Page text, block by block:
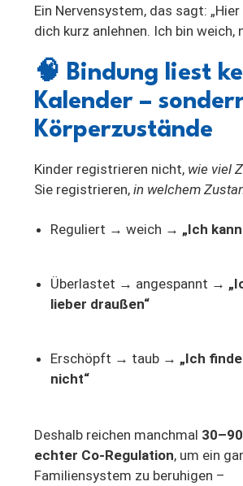
Ein Nervensystem, das sagt:
dich kurz anlehnen. Ich bin weich,
🧠 Bindung liest
Kalender –
Körperzustände
Kinder registrieren nicht, wie viel
Sie registrieren, in welchem
Reguliert → weich → „Ich
Überlastet → angespannt →
lieber draußen“
Erschöpft → taub → „Ich
nicht“
Deshalb reichen manchmal
echter Co-Regulation, um ein
Familiensystem zu beruhigen –